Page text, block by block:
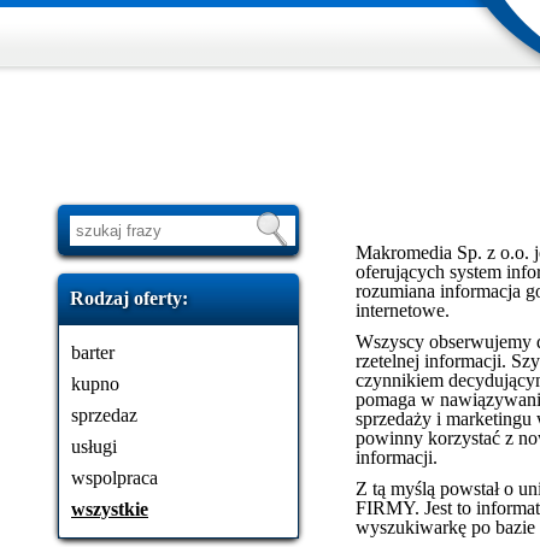
Rodzaj oferty:
barter
kupno
sprzedaz
usługi
wspolpraca
wszystkie
Makromedia Sp. z o.o.
oferujących system
rozumiana informacja
internetowe.
Wszyscy obserwujemy
rzetelnej informacji.
czynnikiem
pomaga w
sprzedaży i
powinny korzystać z
informacji.
Z tą myślą powstał o
FIRMY. Jest to
wyszukiwarkę po bazie